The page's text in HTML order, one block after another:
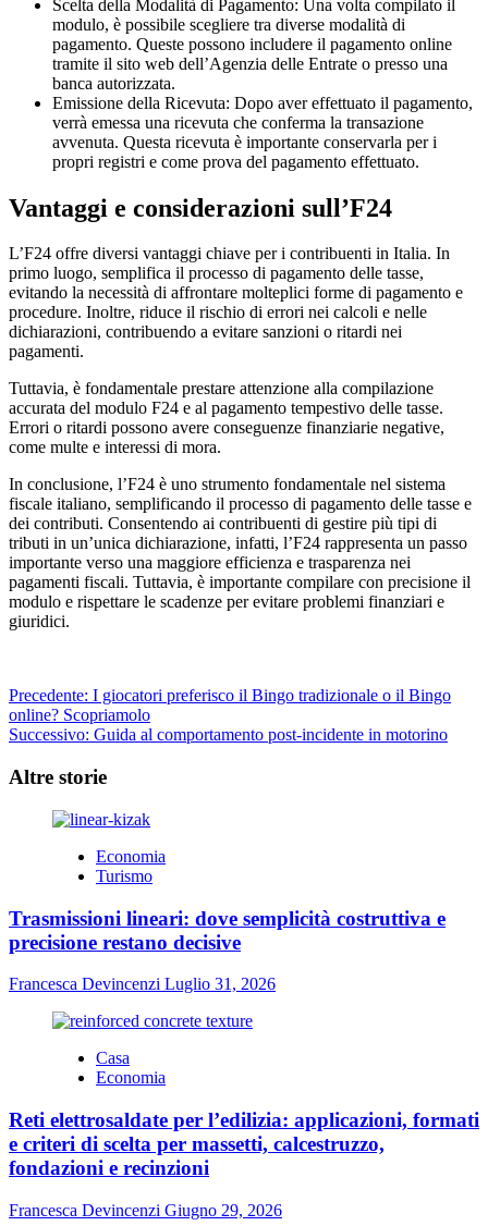
Scelta della Modalità di Pagamento: Una volta compilato il
modulo, è possibile scegliere tra diverse modalità di
pagamento. Queste possono includere il pagamento online
tramite il sito web dell’Agenzia delle Entrate o presso una
banca autorizzata.
Emissione della Ricevuta: Dopo aver effettuato il pagamento,
verrà emessa una ricevuta che conferma la transazione
avvenuta. Questa ricevuta è importante conservarla per i
propri registri e come prova del pagamento effettuato.
Vantaggi e considerazioni sull’F24
L’F24 offre diversi vantaggi chiave per i contribuenti in Italia. In
primo luogo, semplifica il processo di pagamento delle tasse,
evitando la necessità di affrontare molteplici forme di pagamento e
procedure. Inoltre, riduce il rischio di errori nei calcoli e nelle
dichiarazioni, contribuendo a evitare sanzioni o ritardi nei
pagamenti.
Tuttavia, è fondamentale prestare attenzione alla compilazione
accurata del modulo F24 e al pagamento tempestivo delle tasse.
Errori o ritardi possono avere conseguenze finanziarie negative,
come multe e interessi di mora.
In conclusione, l’F24 è uno strumento fondamentale nel sistema
fiscale italiano, semplificando il processo di pagamento delle tasse e
dei contributi. Consentendo ai contribuenti di gestire più tipi di
tributi in un’unica dichiarazione, infatti, l’F24 rappresenta un passo
importante verso una maggiore efficienza e trasparenza nei
pagamenti fiscali. Tuttavia, è importante compilare con precisione il
modulo e rispettare le scadenze per evitare problemi finanziari e
giuridici.
Navigazione
articolo
Precedente: I giocatori preferisco il Bingo tradizionale o il Bingo
online? Scopriamolo
Successivo: Guida al comportamento post-incidente in motorino
Altre storie
Economia
Turismo
Trasmissioni lineari: dove semplicità costruttiva e
precisione restano decisive
Francesca Devincenzi Luglio 31, 2026
Casa
Economia
Reti elettrosaldate per l’edilizia: applicazioni, formati
e criteri di scelta per massetti, calcestruzzo,
fondazioni e recinzioni
Francesca Devincenzi Giugno 29, 2026